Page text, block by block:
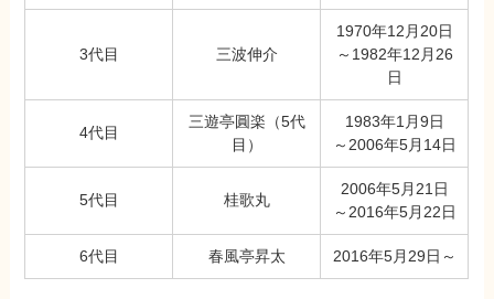
3代目 三波伸介
1970年12月20日
～1982年12月26
日
4代目
三遊亭圓楽（5代
目）
1983年1月9日
～2006年5月14日
5代目 桂歌丸
2006年5月21日
～2016年5月22日
6代目 春風亭昇太 2016年5月29日～